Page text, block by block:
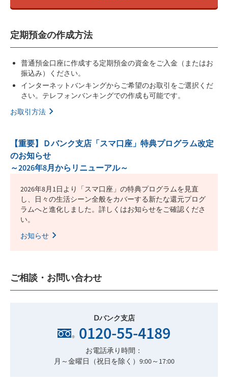
定期預金の作成方法
普通預金口座に作成する定期預金の資金をご入金（またはお
振込み）ください。
インターネットバンキングからご希望のお取引をご選択くだ
さい。テレフォンバンキングでの作成も可能です。
お取引方法
【重要】Ｄバンク支店「スマ口座」特典プログラム改定
のお知らせ
～2026年8月からリニューアル～
2026年8月1日より「スマ口座」の特典プログラムを見直
し、日々の生活シーン全般をカバーする新たな還元プログ
ラムへと進化しました。詳しくはお知らせをご確認くださ
い。
お知らせ
ご相談・お問い合わせ
Ⅾバンク支店
0120-55-4189
お電話承り時間：
月～金曜日（祝日を除く）9:00～17:00